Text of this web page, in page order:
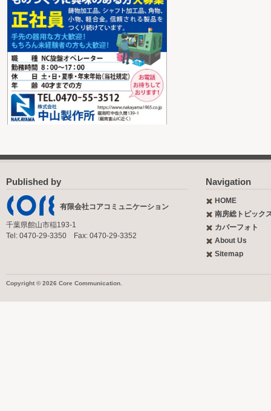
Published by
有限会社コアコミュニケーション
千葉県館山市稲193-1
Tel: 0470-29-3350 Fax: 0470-29-3352
Navigation
HOME
南房総トピック
カバーフォト
About Us
Sitemap
Copyright © 2026 Core Communication.